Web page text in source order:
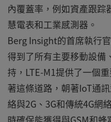
內覆蓋率，例如資產跟踪
慧電表和工業感測器。
Berg Insight的首席執行
得到了所有主要移動設備
持，LTE-M1提供了一個
著這條道路，朝著IoT通
絡與2G、3G和傳統4G網